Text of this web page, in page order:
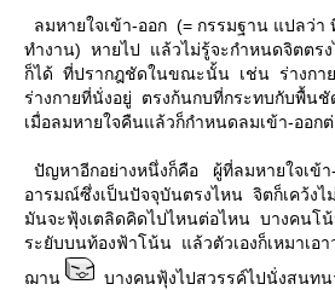
ลมหายใจเข้า-ออก (= กรรมฐาน แปลว่า
ทำงาน) หายไป แล้วไม่รู้จะกำหนดจิตตร
ก็ได้ ที่ปรากฎชัดในขณะนั้น เช่น ร่างกา
ร่างกายที่นั่งอยู่ ตรงก้นกบที่กระทบกับพื้
เมื่อลมหายใจคืนแล้วก็กำหนดลมเข้า-ออก
ปัญหาอีกอย่างหนึ่งก็คือ ผู้ที่ลมหายใจเข้า
อารมณ์ซึ่งเป็นปัจจุบันตรงไหน จิตก็เคว้ง
มันจะฟุ้งเตลิดคิดไปไหนต่อไหน บางคนโน้
ระยับบนท้องฟ้าโน้น แล้วตัวเองก็เหมาเอ
ฌาน
บางคนฟุ้งไปสวรรค์ไปนั่งสนท